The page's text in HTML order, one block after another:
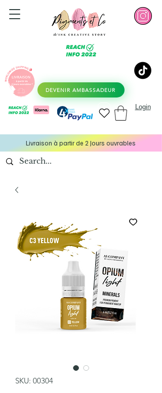
DEVENIR AMBASSADEUR
Login
Livraison à partir de 2 Jours ouvrables
SKU: 00304